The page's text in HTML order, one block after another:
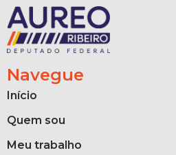
Navegue
Início
Quem sou
Meu trabalho